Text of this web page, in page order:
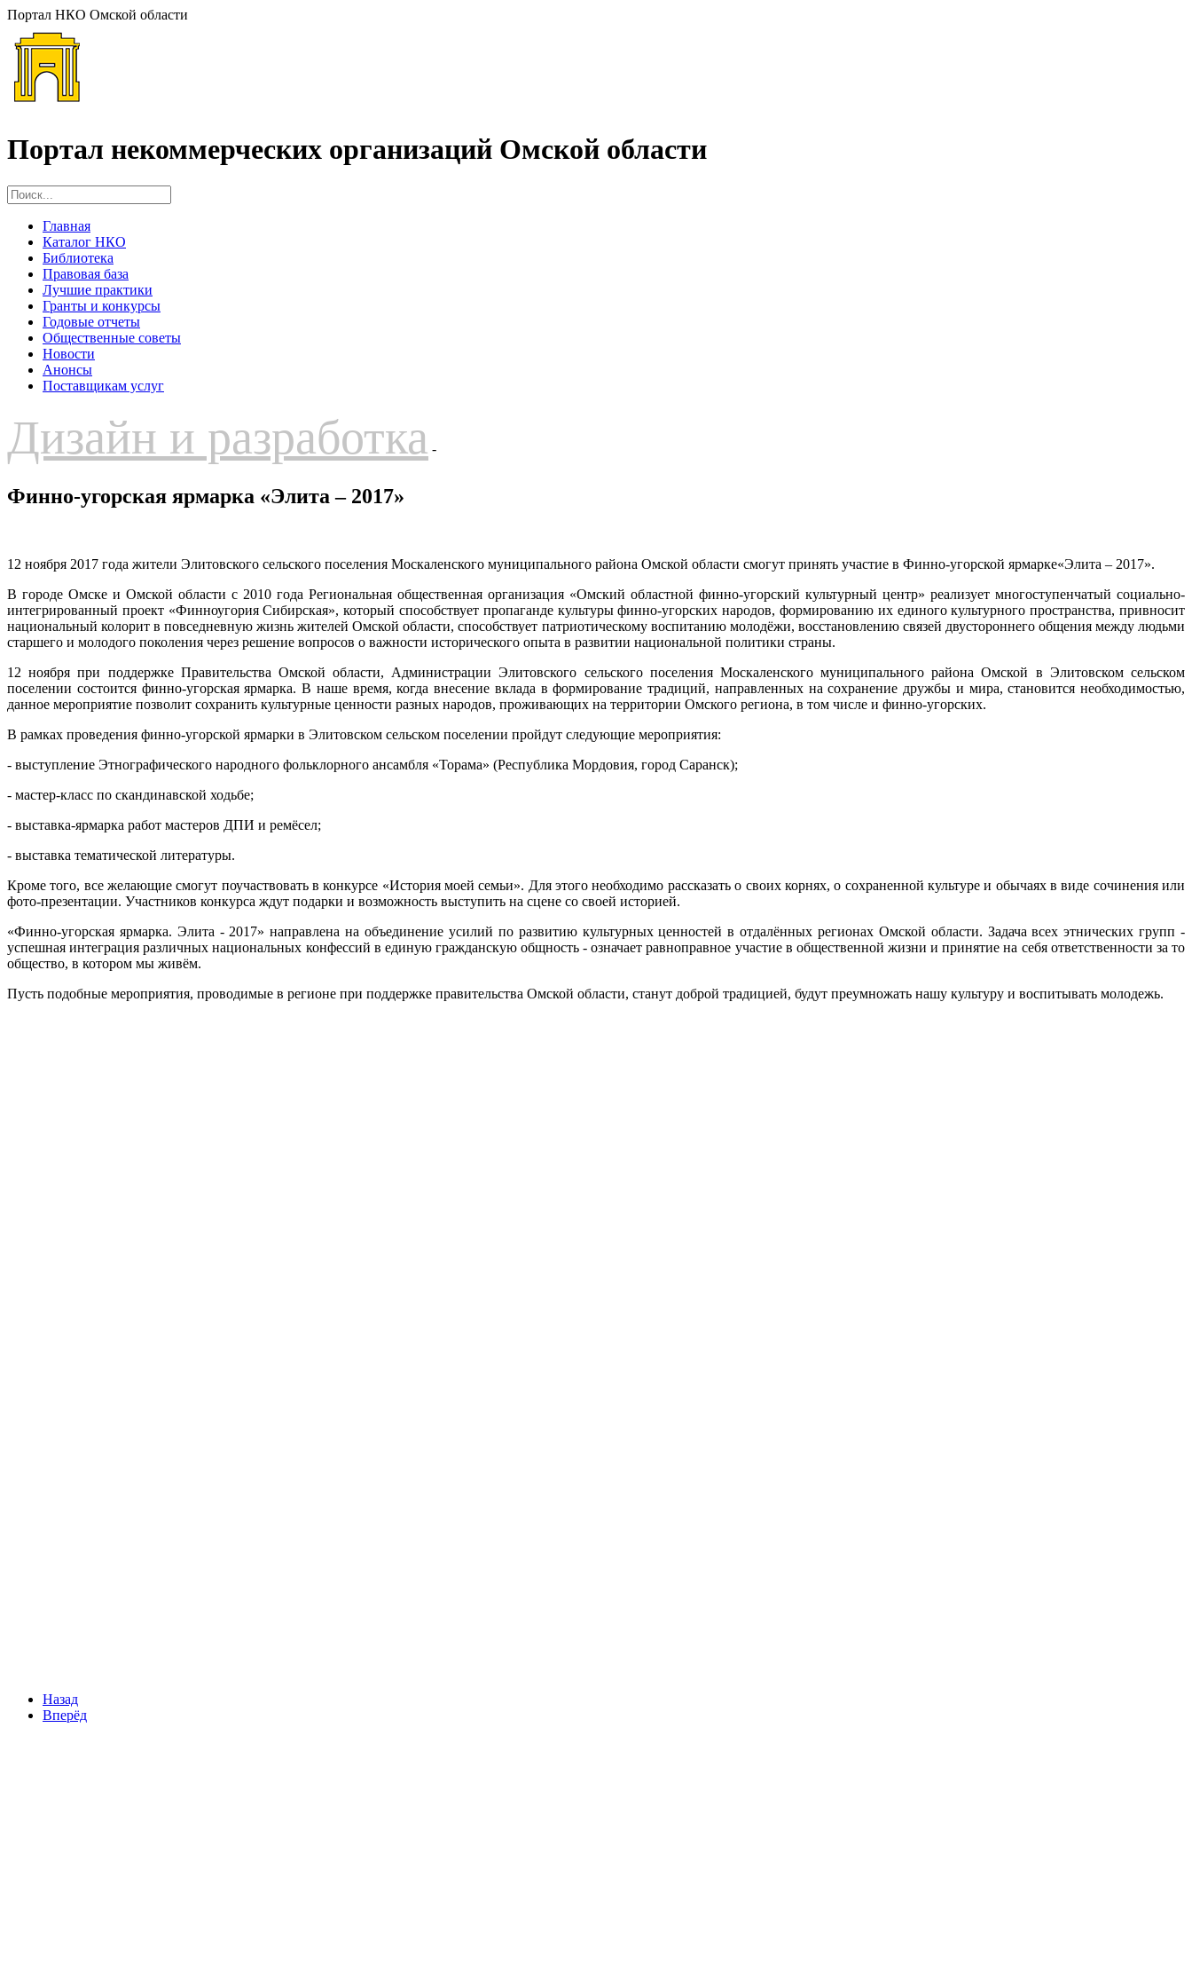
Портал НКО Омской области
Портал некоммерческих организаций Омской области
Главная
Каталог НКО
Библиотека
Правовая база
Лучшие практики
Гранты и конкурсы
Годовые отчеты
Общественные советы
Новости
Анонсы
Поставщикам услуг
Дизайн и разработка -
Финно-угорская ярмарка «Элита – 2017»
12 ноября 2017 года жители Элитовского сельского поселения Москаленского муниципального района Омской области смогут принять участие в Финно-угорской ярмарке«Элита – 2017».
В городе Омске и Омской области с 2010 года Региональная общественная организация «Омский областной финно-угорский культурный центр» реализует многоступенчатый социально-
интегрированный проект «Финноугория Сибирская», который способствует пропаганде культуры финно-угорских народов, формированию их единого культурного пространства, привносит
национальный колорит в повседневную жизнь жителей Омской области, способствует патриотическому воспитанию молодёжи, восстановлению связей двустороннего общения между людьми
старшего и молодого поколения через решение вопросов о важности исторического опыта в развитии национальной политики страны.
12 ноября при поддержке Правительства Омской области, Администрации Элитовского сельского поселения Москаленского муниципального района Омской в Элитовском сельском
поселении состоится финно-угорская ярмарка. В наше время, когда внесение вклада в формирование традиций, направленных на сохранение дружбы и мира, становится необходимостью,
данное мероприятие позволит сохранить культурные ценности разных народов, проживающих на территории Омского региона, в том числе и финно-угорских.
В рамках проведения финно-угорской ярмарки в Элитовском сельском поселении пройдут следующие мероприятия:
- выступление Этнографического народного фольклорного ансамбля «Торама» (Республика Мордовия, город Саранск);
- мастер-класс по скандинавской ходьбе;
- выставка-ярмарка работ мастеров ДПИ и ремёсел;
- выставка тематической литературы.
Кроме того, все желающие смогут поучаствовать в конкурсе «История моей семьи». Для этого необходимо рассказать о своих корнях, о сохраненной культуре и обычаях в виде сочинения или
фото-презентации. Участников конкурса ждут подарки и возможность выступить на сцене со своей историей.
«Финно-угорская ярмарка. Элита - 2017» направлена на объединение усилий по развитию культурных ценностей в отдалённых регионах Омской области. Задача всех этнических групп -
успешная интеграция различных национальных конфессий в единую гражданскую общность - означает равноправное участие в общественной жизни и принятие на себя ответственности за то
общество, в котором мы живём.
Пусть подобные мероприятия, проводимые в регионе при поддержке правительства Омской области, станут доброй традицией, будут преумножать нашу культуру и воспитывать молодежь.
Назад
Вперёд